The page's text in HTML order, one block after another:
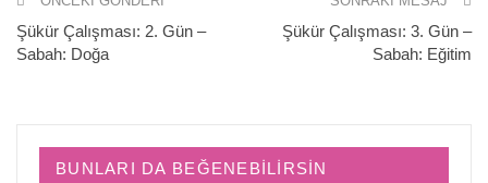
Şükür Çalışması: 2. Gün –
Sabah: Doğa
Şükür Çalışması: 3. Gün –
Sabah: Eğitim
BUNLARI DA BEĞENEBILIRSIN